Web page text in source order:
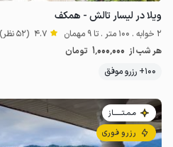
ویلا در لیسار تالش - همکف
2 خوابه . 100 متر . تا 9 مهمان 4.7 (52 نظر)
هر شب از 1٬000٬000 تومان
100+ رزرو موفق
مـمـتــــــاز
رزرو فوری